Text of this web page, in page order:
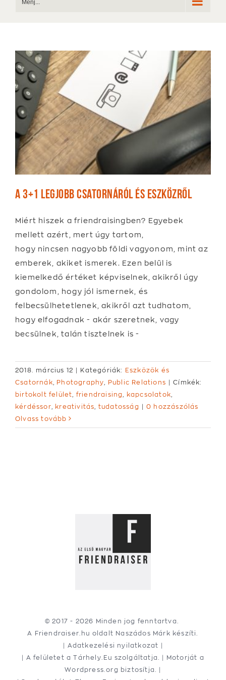
Menj...
A 3+1 legjobb csatornáról és eszközről
Miért hiszek a friendraisingben? Egyebek
mellett azért, mert úgy tartom,
hogy nincsen nagyobb földi vagyonom, mint az
emberek, akiket ismerek. Ezen belül is
kiemelkedő értéket képviselnek, akikről úgy
gondolom, hogy jól ismernek, és
felbecsülhetetlenek, akikről azt tudhatom,
hogy elfogadnak - akár szeretnek, vagy
becsülnek, talán tisztelnek is -
2018. március 12 | Kategóriák: Eszközök és
Csatornák
Photography Public Relations | Címkék:
birtokolt felület
friendraising kapcsolatok
kérdéssor
kreativitás tudatosság | 0 hozzászólás
Olvass tovább
© 2017 - 2026 Minden jog fenntartva.
A Friendraiser.hu oldalt Naszádos Márk készíti.
| Adatkezelési nyilatkozat |
| A felületet aTárhely.Eu szolgáltatja. | Motorját a
Wordpress.org
biztosítja. |